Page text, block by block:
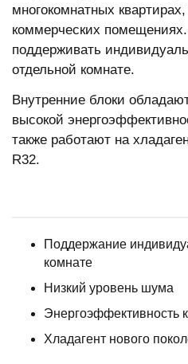
многокомнатных
коммерческих
поддерживать
отдельной комнате.
Внутренние блоки
высокой
также работают на
R32.
Поддержание
комнате
Низкий уровень шума
Энергоэффективность
Хладагент нового